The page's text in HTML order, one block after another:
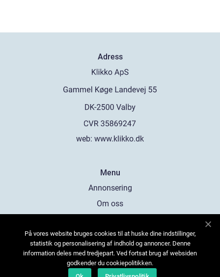
Adress
web: www.klikko.dk
Menu
Annonsering
Om oss
Kontakta oss
Sitemap
På vores website bruges cookies til at huske dine indstillinger,
statistik og personalisering af indhold og annoncer. Denne
information deles med tredjepart. Ved fortsat brug af websiden
godkender du cookiepolitikken.